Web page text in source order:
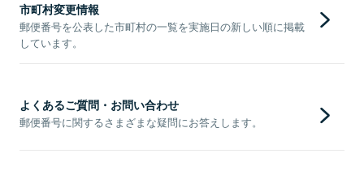
市町村変更情報
郵便番号を公表した市町村の一覧を実施日の新しい順に掲載
しています。
よくあるご質問・お問い合わせ
郵便番号に関するさまざまな疑問にお答えします。